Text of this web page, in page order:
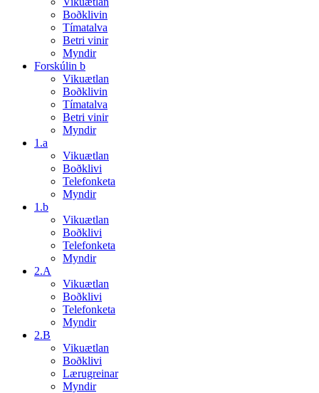
Boðklivin
Tímatalva
Betri vinir
Myndir
Forskúlin b
Vikuætlan
Boðklivin
Tímatalva
Betri vinir
Myndir
1.a
Vikuætlan
Boðklivi
Telefonketa
Myndir
1.b
Vikuætlan
Boðklivi
Telefonketa
Myndir
2.A
Vikuætlan
Boðklivi
Telefonketa
Myndir
2.B
Vikuætlan
Boðklivi
Lærugreinar
Myndir